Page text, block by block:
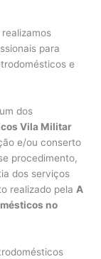
para
e
dos
Vila Militar
e/ou conserto
procedimento,
dos serviços
realizado pela A
no